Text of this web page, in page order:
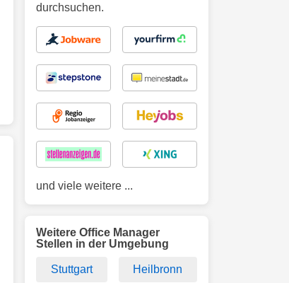
durchsuchen.
und viele weitere ...
Weitere Office Manager
Stellen in der Umgebung
Stuttgart Heilbronn